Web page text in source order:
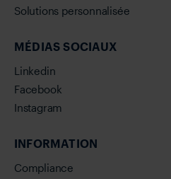
Solutions personnalisée
MÉDIAS SOCIAUX
Linkedin
Facebook
Instagram
INFORMATION
Compliance